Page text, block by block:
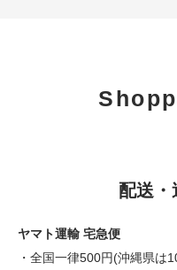
配送・
ヤマト運輸 宅急便
・全国一律500円(沖縄県は